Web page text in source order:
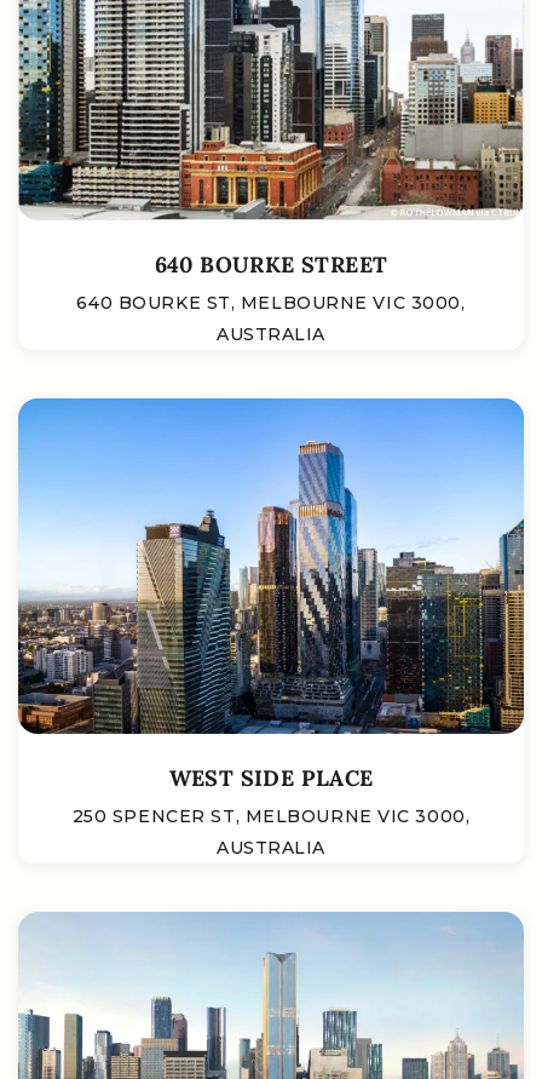
640 BOURKE STREET
640 BOURKE ST, MELBOURNE VIC 3000,
AUSTRALIA
WEST SIDE PLACE
250 SPENCER ST, MELBOURNE VIC 3000,
AUSTRALIA